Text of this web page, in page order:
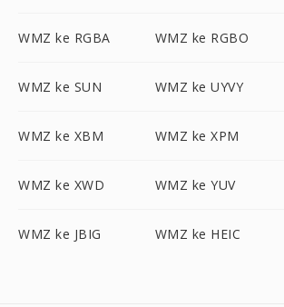
WMZ ke RGBA WMZ ke RGBO
WMZ ke SUN WMZ ke UYVY
WMZ ke XBM WMZ ke XPM
WMZ ke XWD WMZ ke YUV
WMZ ke JBIG WMZ ke HEIC